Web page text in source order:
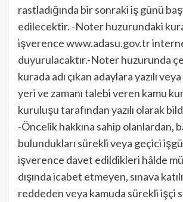
rastladığında bir sonraki iş günü
edilecektir. -Noter huzurundaki
işverence www.adasu.gov.tr
duyurulacaktır.-Noter huzurunda
kurada adı çıkan adaylara yazılı veya
yeri ve zamanı talebi veren kamu
kuruluşu tarafından yazılı olarak
-Öncelik hakkına sahip olanlardan,
bulundukları sürekli veya geçici
işverence davet edildikleri hâlde
dışında icabet etmeyen, sınava
reddeden veya kamuda sürekli işçi